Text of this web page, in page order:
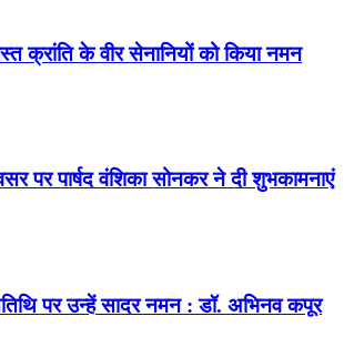
क्रांति के वीर सेनानियों को किया नमन
पर पार्षद वंशिका सोनकर ने दी शुभकामनाएं
पर उन्हें सादर नमन : डॉ. अभिनव कपूर